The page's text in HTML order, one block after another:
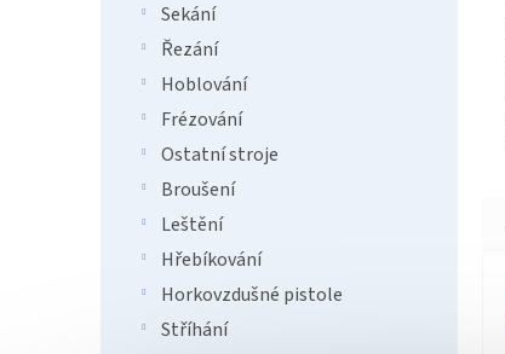
Sekání
Řezání
Hoblování
Frézování
Ostatní stroje
Broušení
Leštění
Hřebíkování
Horkovzdušné pistole
Stříhání